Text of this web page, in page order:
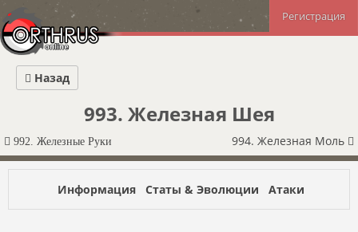
Регистрация
993. Железная Шея
992. Железные Руки 994. Железная Моль
Назад
Информация Статы & Эволюции Атаки